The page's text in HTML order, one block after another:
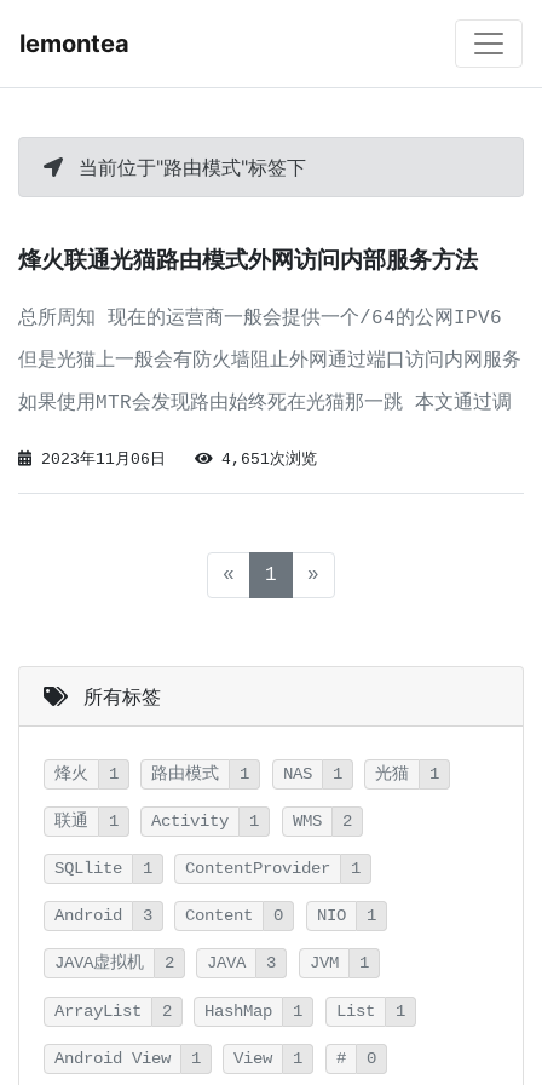
lemontea
当前位于"路由模式"标签下
烽火联通光猫路由模式外网访问内部服务方法
总所周知 现在的运营商一般会提供一个/64的公网IPV6
但是光猫上一般会有防火墙阻止外网通过端口访问内网服务
如果使用MTR会发现路由始终死在光猫那一跳 本文通过调
整iptables 放通对对应端口的访问以达到访问内部服务
的方法
2023年11月06日 4,651次浏览
« 1 (current)
»
所有标签
烽火 1 路由模式 1 NAS 1 光猫 1
联通 1 Activity 1 WMS 2
SQLlite 1 ContentProvider 1
Android 3 Content 0 NIO 1
JAVA虚拟机 2 JAVA 3 JVM 1
ArrayList 2 HashMap 1 List 1
Android View 1 View 1 # 0